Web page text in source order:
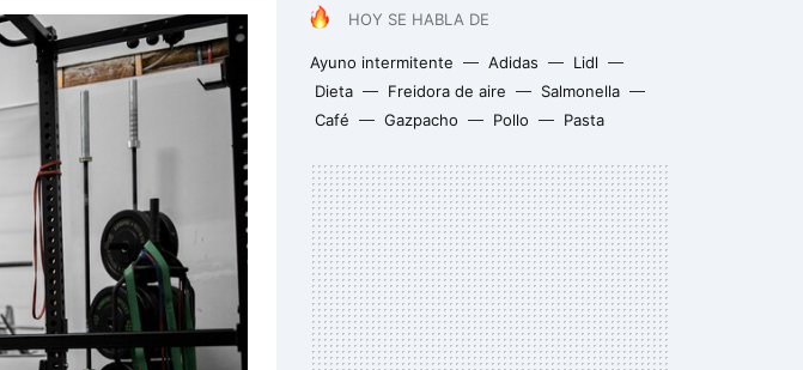
HOY SE HABLA DE
Ayuno intermitente Adidas
Lidl
Dieta
Freidora de aire
Salmonella
Café
Gazpacho Pollo Pasta